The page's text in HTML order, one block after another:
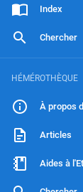
Index
Chercher
HÉMÉROTHÈQUE
À propos
Articles
Aides à